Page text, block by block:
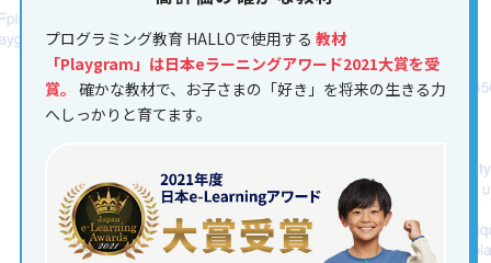
プログラミング教育 HALLOで使用する 教材
「Playgram」は日本eラーニングアワード2021大賞を受
賞。 確かな教材で、お子さまの「好き」を将来の生きる力
へしっかりと育てます。